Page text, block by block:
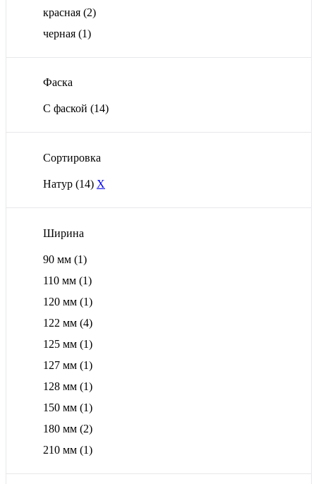
красная (2)
черная (1)
Фаска
С фаской (14)
Сортировка
Натур (14) X
Ширина
90 мм (1)
110 мм (1)
120 мм (1)
122 мм (4)
125 мм (1)
127 мм (1)
128 мм (1)
150 мм (1)
180 мм (2)
210 мм (1)